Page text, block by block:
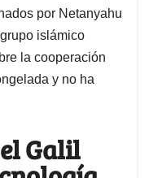
por Netanyahu
islámico
la cooperación
y no ha
Galil